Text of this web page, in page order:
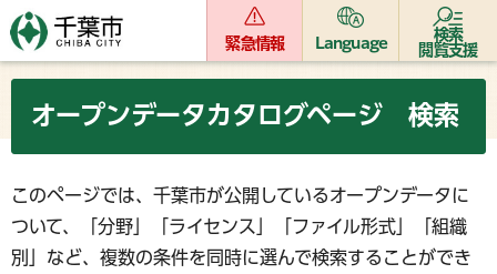
緊急情報 Language
検索
閲覧支援
オープンデータカタログページ 検索
このページでは、千葉市が公開しているオープンデータに
ついて、「分野」「ライセンス」「ファイル形式」「組織
別」など、複数の条件を同時に選んで検索することができ